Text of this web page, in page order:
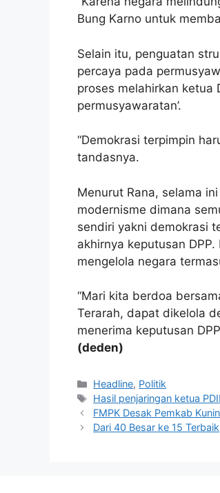
Bung Karno untuk
Selain itu, penguatan
percaya pada
proses melahirkan ketua
permusyawaratan’.
“Demokrasi terpimpin
tandasnya.
Menurut Rana, selama
modernisme dimana
sendiri yakni demokrasi
akhirnya keputusan
mengelola negara
“Mari kita berdoa
Terarah, dapat dikelola
menerima keputusan
(deden)
Kategori
Headline, Politik
Tag
Hasil penjaringan ketua
FMPK Desak Pemkab
Dari 40 Besar ke 15